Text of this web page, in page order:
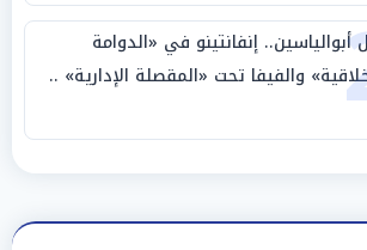
أبوالياسين.. إنفانتينو في «الدوامة
والفيفا تحت «المقصلة الإدارية» ..
العرش وجنازة المصداقية»